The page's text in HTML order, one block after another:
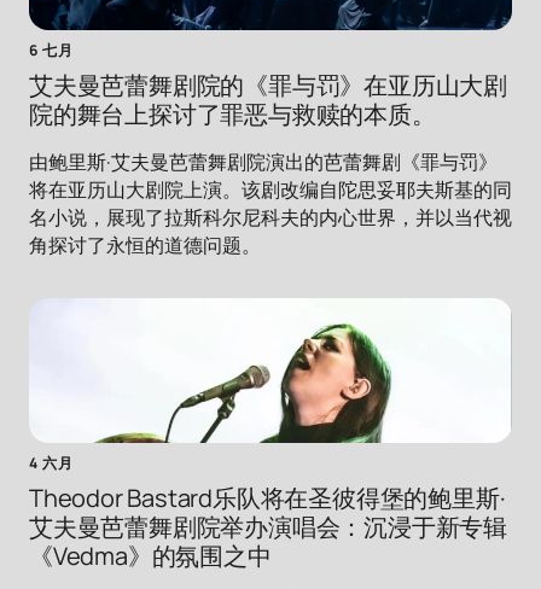
6 七月
艾夫曼芭蕾舞剧院的《罪与罚》在亚历山大剧
院的舞台上探讨了罪恶与救赎的本质。
由鲍里斯·艾夫曼芭蕾舞剧院演出的芭蕾舞剧《罪与罚》
将在亚历山大剧院上演。该剧改编自陀思妥耶夫斯基的同
名小说，展现了拉斯科尔尼科夫的内心世界，并以当代视
角探讨了永恒的道德问题。
4 六月
Theodor Bastard乐队将在圣彼得堡的鲍里斯·
艾夫曼芭蕾舞剧院举办演唱会：沉浸于新专辑
《Vedma》的氛围之中